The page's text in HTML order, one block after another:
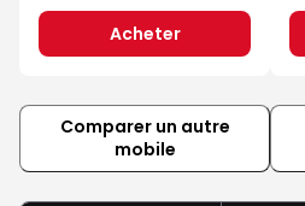
Acheter
Comparer un autre
mobile